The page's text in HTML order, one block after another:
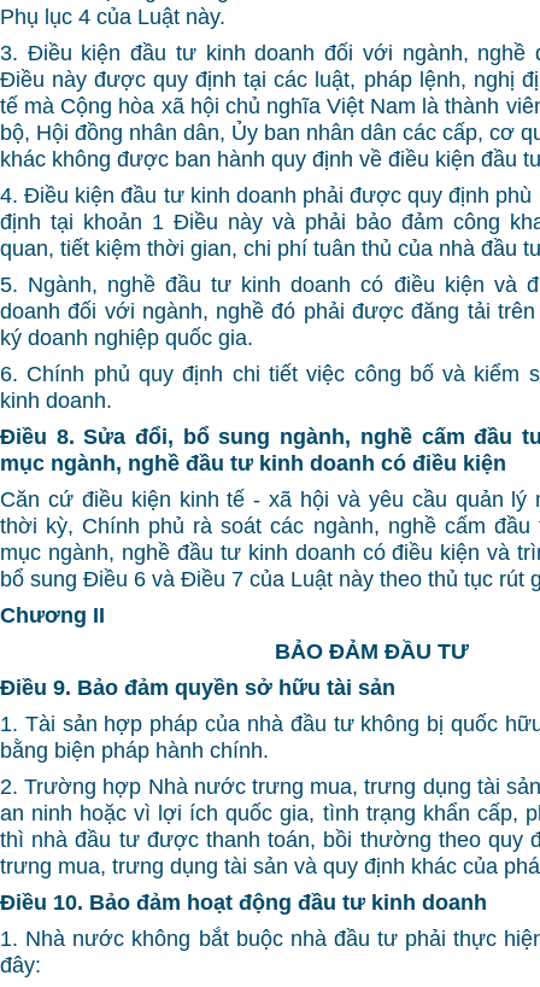
Phụ lục 4 của Luật này.
3. Điều kiện đầu tư kinh doanh đối với ngành, nghề
Điều này được quy định tại các luật, pháp lệnh, nghị
tế mà Cộng hòa xã hội chủ nghĩa Việt Nam là thành
bộ, Hội đồng nhân dân, Ủy ban nhân dân các cấp, cơ
khác không được ban hành quy định về điều kiện đầu
4. Điều kiện đầu tư kinh doanh phải được quy định
định tại khoản 1 Điều này và phải bảo đảm công
quan, tiết kiệm thời gian, chi phí tuân thủ của nhà đầu
5. Ngành, nghề đầu tư kinh doanh có điều kiện và
doanh đối với ngành, nghề đó phải được đăng tải
ký doanh nghiệp quốc gia.
6. Chính phủ quy định chi tiết việc công bố và kiểm
kinh doanh.
Điều 8. Sửa đổi, bổ sung ngành, nghề cấm đầu
mục ngành, nghề đầu tư kinh doanh có điều kiện
Căn cứ điều kiện kinh tế - xã hội và yêu cầu quản lý
thời kỳ, Chính phủ rà soát các ngành, nghề cấm đầu
mục ngành, nghề đầu tư kinh doanh có điều kiện và
bổ sung Điều 6 và Điều 7 của Luật này theo thủ tục rút
Chương II
BẢO ĐẢM ĐẦU TƯ
Điều 9. Bảo đảm quyền sở hữu tài sản
1. Tài sản hợp pháp của nhà đầu tư không bị quốc
bằng biện pháp hành chính.
2. Trường hợp Nhà nước trưng mua, trưng dụng tài
an ninh hoặc vì lợi ích quốc gia, tình trạng khẩn cấp,
thì nhà đầu tư được thanh toán, bồi thường theo quy
trưng mua, trưng dụng tài sản và quy định khác của
Điều 10. Bảo đảm hoạt động đầu tư kinh doanh
1. Nhà nước không bắt buộc nhà đầu tư phải thực
đây: